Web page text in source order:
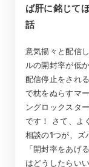
ば肝に銘じて
話
意気揚々と配信
ルの開封率が低
配信停止をされ
で枕をぬらすマ
ングロックスタ
です！ さて、よ
相談の1つが、ズ
「開封率をあげ
はどうしたらい